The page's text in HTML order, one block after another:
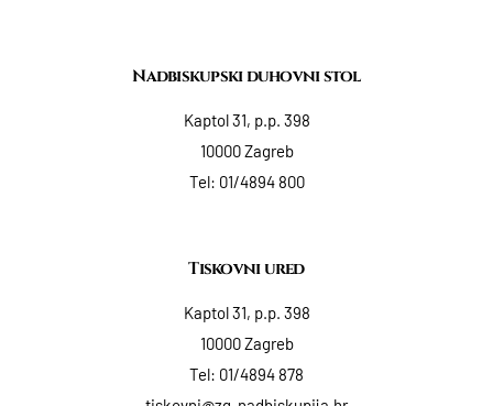
Nadbiskupski duhovni stol
Kaptol 31, p.p. 398
10000 Zagreb
Tel: 01/4894 800
Tiskovni ured
Kaptol 31, p.p. 398
10000 Zagreb
Tel: 01/4894 878